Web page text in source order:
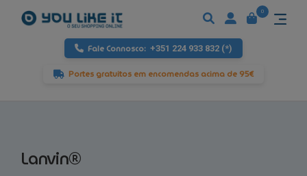
Fale Connosco: +351 224 933 832 (*)
Portes gratuitos em encomendas acima de 95€
0
Lanvin®